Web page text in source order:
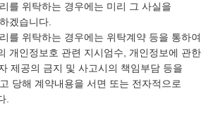
를 위탁하는 경우에는 미리 그 사실을
겠습니다.
를 위탁하는 경우에는 위탁계약 등을 통하여
개인정보호 관련 지시엄수, 개인정보에 관한
제공의 금지 및 사고시의 책임부담 등을
당해 계약내용을 서면 또는 전자적으로
.